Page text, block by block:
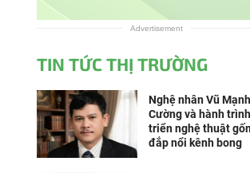
Advertisement
TIN TỨC THỊ TRƯỜNG
Nghệ nhân Vũ Mạnh
Cường và hành
triển nghệ thuật
đắp nổi kênh bong